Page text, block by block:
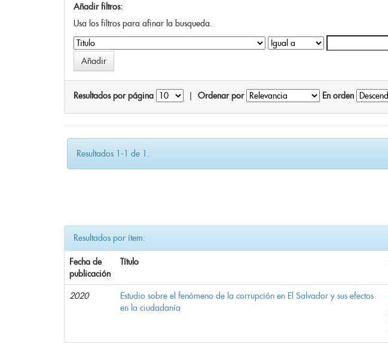
Añadir filtros:
Usa los filtros para afinar la busqueda.
Resultados por página Ordenar por En orden
Resultados 1-1 de 1.
Resultados por ítem:
Fecha de
publicación
Título
2020
Estudio sobre el fenómeno de la corrupción en El Salvador y sus efectos
en la ciudadanía